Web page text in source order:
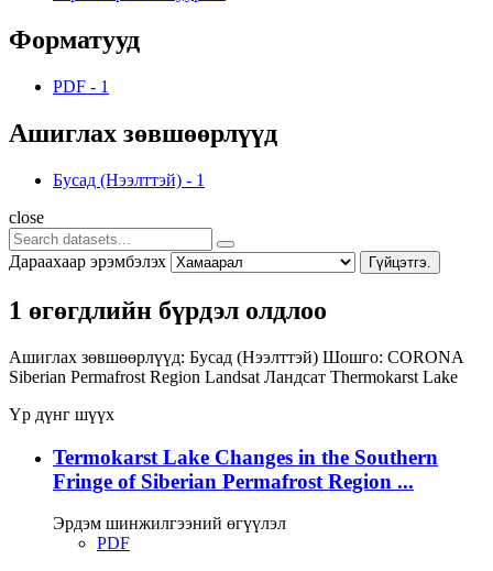
Форматууд
PDF - 1
Ашиглах зөвшөөрлүүд
Бусад (Нээлттэй) - 1
close
Дараахаар эрэмбэлэх Гүйцэтгэ.
1 өгөгдлийн бүрдэл олдлоо
Ашиглах зөвшөөрлүүд: Бусад (Нээлттэй) Шошго: CORONA
Siberian Permafrost Region Landsat Ландсат Thermokarst Lake
Үр дүнг шүүх
Termokarst Lake Changes in the Southern
Fringe of Siberian Permafrost Region ...
Эрдэм шинжилгээний өгүүлэл
PDF